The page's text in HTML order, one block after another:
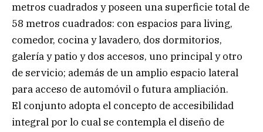
metros cuadrados y poseen una superficie total de
58 metros cuadrados: con espacios para living,
comedor, cocina y lavadero, dos dormitorios,
galería y patio y dos accesos, uno principal y otro
de servicio; además de un amplio espacio lateral
para acceso de automóvil o futura ampliación.
El conjunto adopta el concepto de accesibilidad
integral por lo cual se contempla el diseño de